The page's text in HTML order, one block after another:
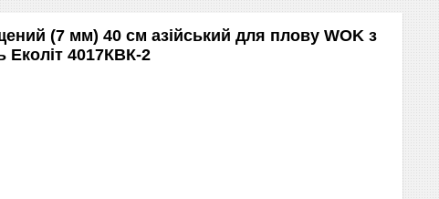
(7 мм) 40 см азійський для плову WOK з
4017КВК-2